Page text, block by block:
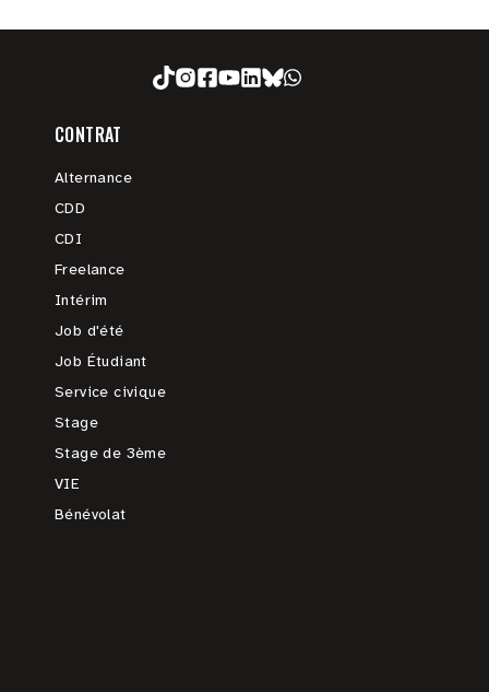
CONTRAT
Alternance
CDD
CDI
Freelance
Intérim
Job d'été
Job Étudiant
Service civique
Stage
Stage de 3ème
VIE
Bénévolat